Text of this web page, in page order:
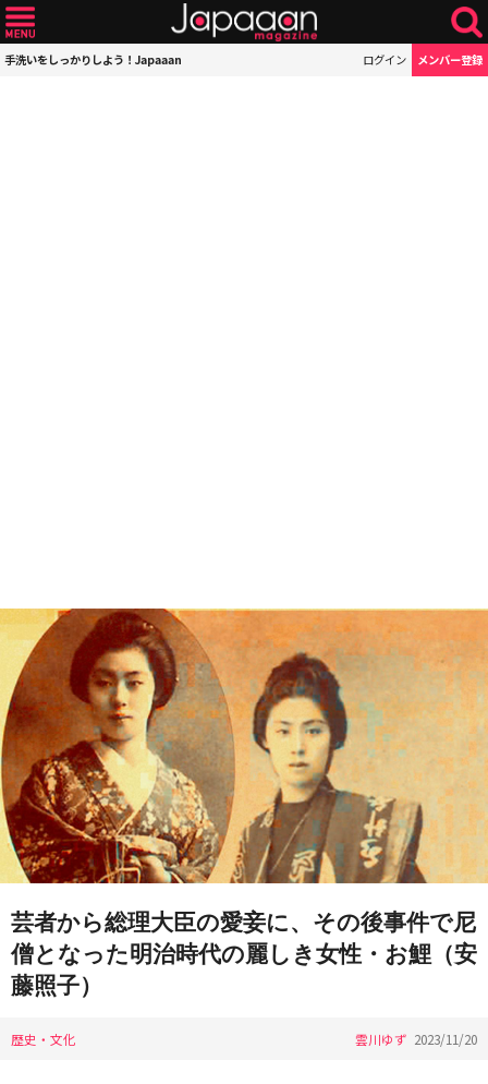
手洗いをしっかりしよう！Japaaan ログイン メンバー登録
芸者から総理大臣の愛妾に、その後事件で尼
僧となった明治時代の麗しき女性・お鯉（安
藤照子）
歴史・文化 雲川ゆず 2023/11/20